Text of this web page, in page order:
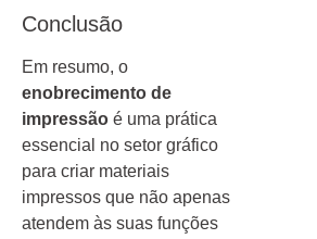
Conclusão
Em resumo, o
enobrecimento de
impressão é uma prática
essencial no setor gráfico
para criar materiais
impressos que não apenas
atendem às suas funções